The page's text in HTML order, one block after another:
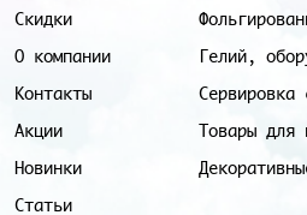
Скидки
О компании
Контакты
Акции
Новинки
Статьи
Гелий,
Сервировка
Товары для